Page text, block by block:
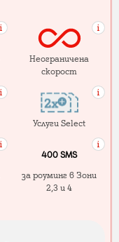
Неограничена
скорост
Услуги Select
400 SMS
за роуминг в Зони
2,3 и 4